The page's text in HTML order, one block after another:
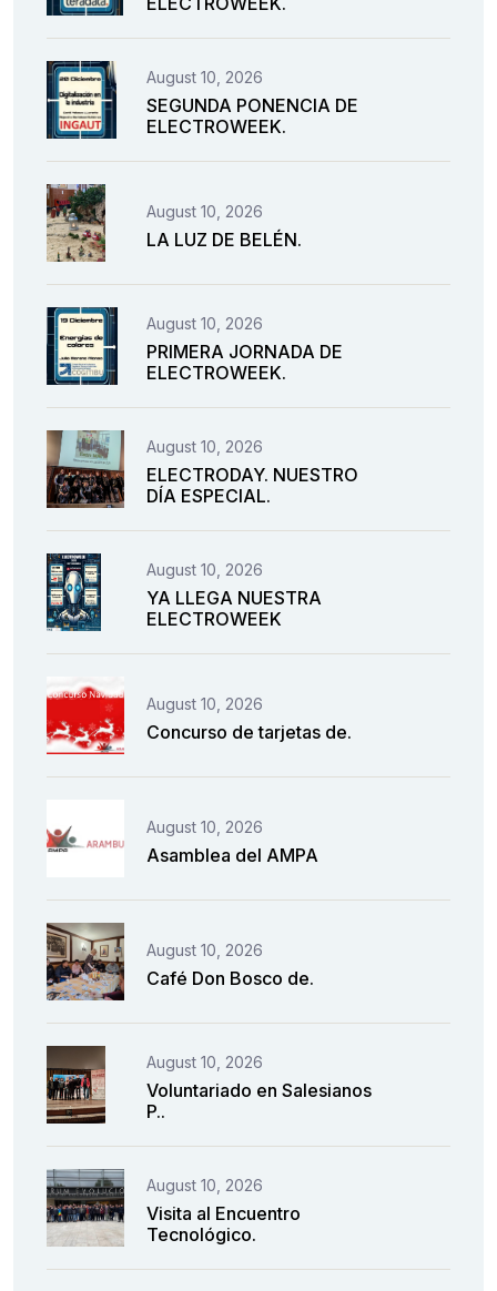
August 10, 2026
SEGUNDA PONENCIA DE
ELECTROWEEK.
August 10, 2026
LA LUZ DE BELÉN.
August 10, 2026
PRIMERA JORNADA DE
ELECTROWEEK.
August 10, 2026
ELECTRODAY. NUESTRO
DÍA ESPECIAL.
August 10, 2026
YA LLEGA NUESTRA
ELECTROWEEK
August 10, 2026
Concurso de tarjetas de.
August 10, 2026
Asamblea del AMPA
August 10, 2026
Café Don Bosco de.
August 10, 2026
Voluntariado en Salesianos
P..
August 10, 2026
Visita al Encuentro
Tecnológico.